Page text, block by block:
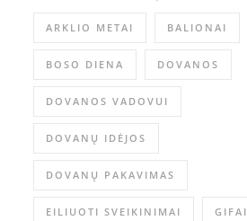
ARKLIO METAI BALIONAI
BOSO DIENA DOVANOS
DOVANOS VADOVUI
DOVANŲ IDĖJOS
DOVANŲ PAKAVIMAS
EILIUOTI SVEIKINIMAI GIFAI